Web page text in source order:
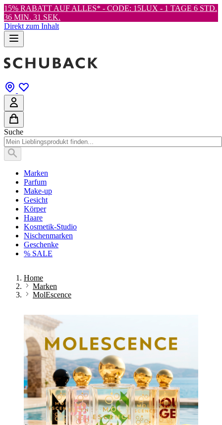
15% RABATT AUF ALLES* - CODE: 15LUX - 1 TAGE 6 STD.
36 MIN. 31 SEK.
Direkt zum Inhalt
Suche
Marken
Parfum
Make-up
Gesicht
Körper
Haare
Kosmetik-Studio
Nischenmarken
Geschenke
% SALE
Home
Marken
MolEscence